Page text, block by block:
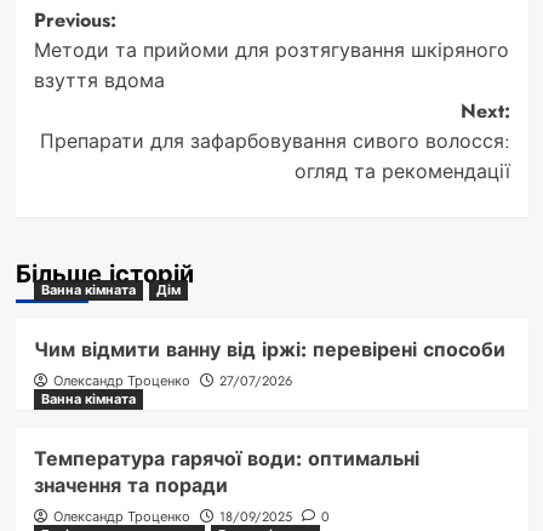
Post
navigation
Previous:
Методи та прийоми для розтягування шкіряного
взуття вдома
Next:
Препарати для зафарбовування сивого волосся:
огляд та рекомендації
Більше історій
Ванна кімната Дім
Чим відмити ванну від іржі: перевірені способи
Олександр Троценко
27/07/2026
Ванна кімната
Температура гарячої води: оптимальні
значення та поради
Олександр Троценко 18/09/2025
0